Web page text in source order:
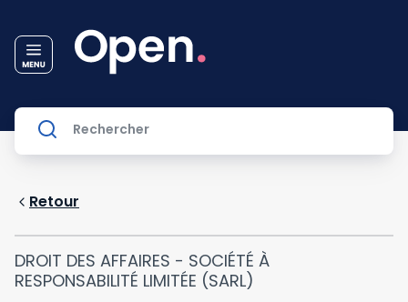
Retour
DROIT DES AFFAIRES - SOCIÉTÉ À
RESPONSABILITÉ LIMITÉE (SARL)